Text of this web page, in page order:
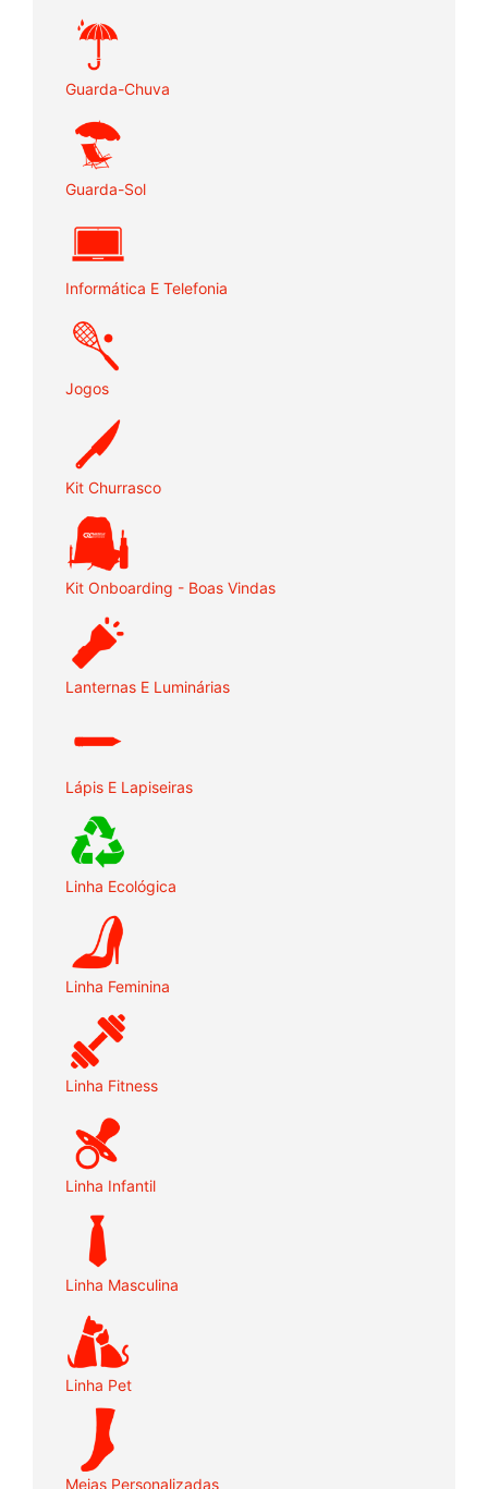
Guarda-Chuva
Guarda-Sol
Informática E Telefonia
Jogos
Kit Churrasco
Kit Onboarding - Boas Vindas
Lanternas E Luminárias
Lápis E Lapiseiras
Linha Ecológica
Linha Feminina
Linha Fitness
Linha Infantil
Linha Masculina
Linha Pet
Meias Personalizadas